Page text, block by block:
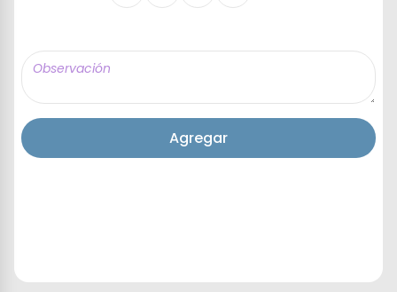
Agregar